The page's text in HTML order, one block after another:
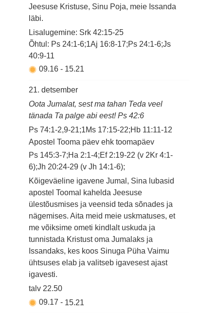
Jeesuse Kristuse, Sinu Poja, meie Issanda
läbi.
Lisalugemine: Srk 42:15-25
Õhtul: Ps 24:1-6;1Aj 16:8-17;Ps 24:1-6;Js
40:9-11
09.16- 15.21
21. detsember
Oota Jumalat, sest ma tahan Teda veel
tänada Ta palge abi eest! Ps 42:6
Ps 74:1-2,9-21;1Ms 17:15-22;Hb 11:11-12
Apostel Tooma päev ehk toomapäev
Ps 145:3-7;Ha 2:1-4;Ef 2:19-22 (v 2Kr 4:1-
6);Jh 20:24-29 (v Jh 14:1-6);
Kõigeväeline igavene Jumal, Sina lubasid
apostel Toomal kahelda Jeesuse
ülestõusmises ja veensid teda sõnades ja
nägemises. Aita meid meie uskmatuses, et
me võiksime ometi kindlalt uskuda ja
tunnistada Kristust oma Jumalaks ja
Issandaks, kes koos Sinuga Püha Vaimu
ühtsuses elab ja valitseb igavesest ajast
igavesti.
talv 22.50
09.17- 15.21